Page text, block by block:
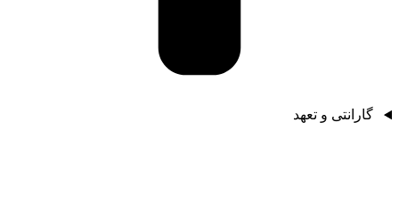
گارانتی و تعهد